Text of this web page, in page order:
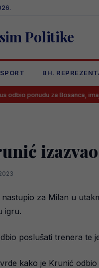
Politike
SPORT BH.
za Bosanca, imaju jasan plan!
nastupio za Milan u
igru.
poslušati trenera te
kako je Krunić